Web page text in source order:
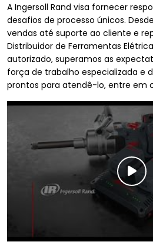
A Ingersoll Rand visa fornecer
desafios de processo únicos.
vendas até suporte ao cliente e
Distribuidor de Ferramentas
autorizado, superamos as
força de trabalho especializada e
prontos para atendê-lo, entre em